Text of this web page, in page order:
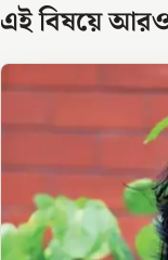
এই বিষয়ে